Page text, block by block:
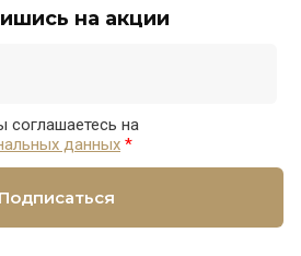
на акции
соглашаетесь на
данных *
Подписаться